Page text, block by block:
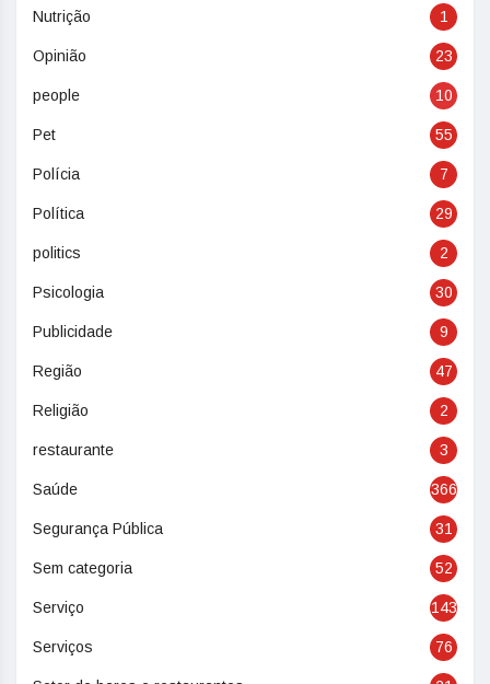
Nutrição 1
Opinião 23
people 10
Pet 55
Polícia 7
Política 29
politics 2
Psicologia 30
Publicidade 9
Região 47
Religião 2
restaurante 3
Saúde 366
Segurança Pública 31
Sem categoria 52
Serviço 143
Serviços 76